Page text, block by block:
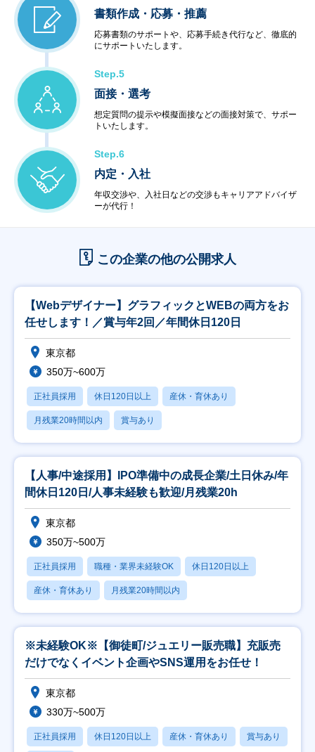
書類作成・応募・推薦
応募書類のサポートや、応募手続き代行など、徹底的
にサポートいたします。
Step.5
面接・選考
想定質問の提示や模擬面接などの面接対策で、サポー
トいたします。
Step.6
内定・入社
年収交渉や、入社日などの交渉もキャリアアドバイザ
ーが代行！
この企業の他の公開求人
【Webデザイナー】グラフィックとWEBの両方をお
任せします！／賞与年2回／年間休日120日
東京都
350万~600万
正社員採用 休日120日以上 産休・育休あり
月残業20時間以内 賞与あり
【人事/中途採用】IPO準備中の成長企業/土日休み/年
間休日120日/人事未経験も歓迎/月残業20h
東京都
350万~500万
正社員採用 職種・業界未経験OK 休日120日以上
産休・育休あり 月残業20時間以内
※未経験OK※【御徒町/ジュエリー販売職】充販売
だけでなくイベント企画やSNS運用をお任せ！
東京都
330万~500万
正社員採用 休日120日以上 産休・育休あり 賞与あり